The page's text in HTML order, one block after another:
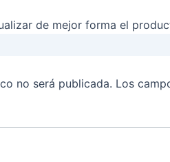
de mejor forma el
no será publicada. Los